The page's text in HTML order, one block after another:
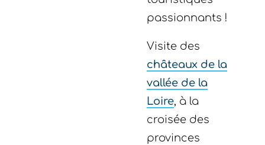
passionnants !
Visite des
châteaux de la
vallée de la
Loire, à la
croisée des
provinces